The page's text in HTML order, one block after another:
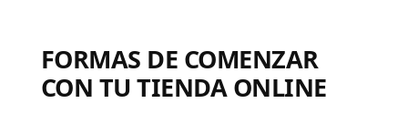
FORMAS DE COMENZAR
CON TU TIENDA ONLINE